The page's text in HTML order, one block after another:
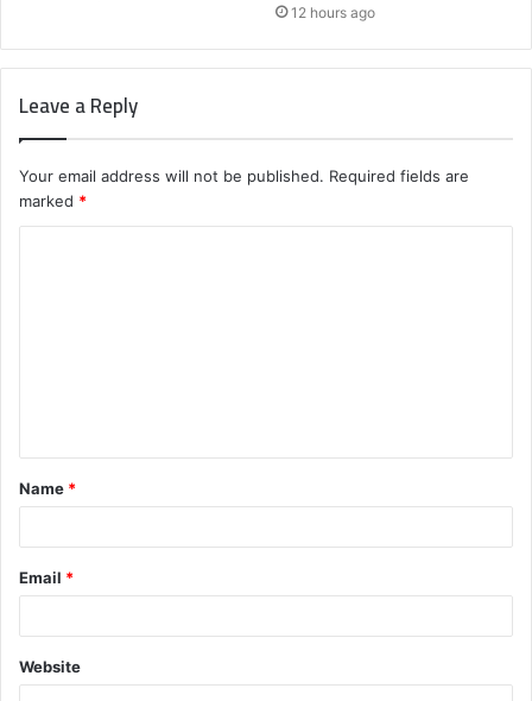
12 hours ago
Leave a Reply
Your email address will not be published. Required fields are
marked *
t
*
Name *
Email *
Website